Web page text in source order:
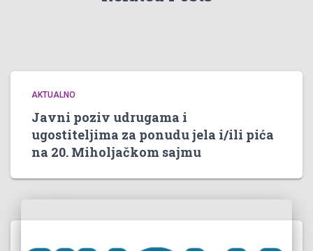
AKTUALNO
Javni poziv udrugama i
ugostiteljima za ponudu jela i/ili pića
na 20. Miholjačkom sajmu